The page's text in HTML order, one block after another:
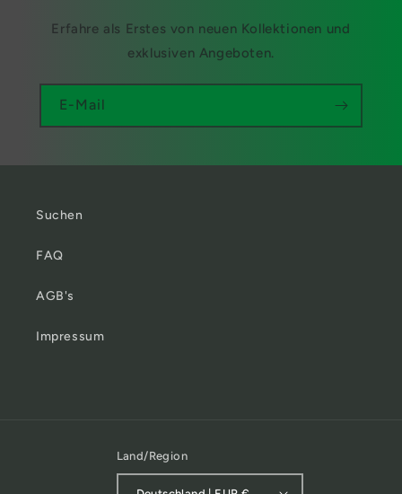
Erfahre als Erstes von neuen Kollektionen und
exklusiven Angeboten.
E-Mail
Suchen
FAQ
AGB's
Impressum
Land/Region